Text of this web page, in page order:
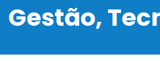
Gestão,